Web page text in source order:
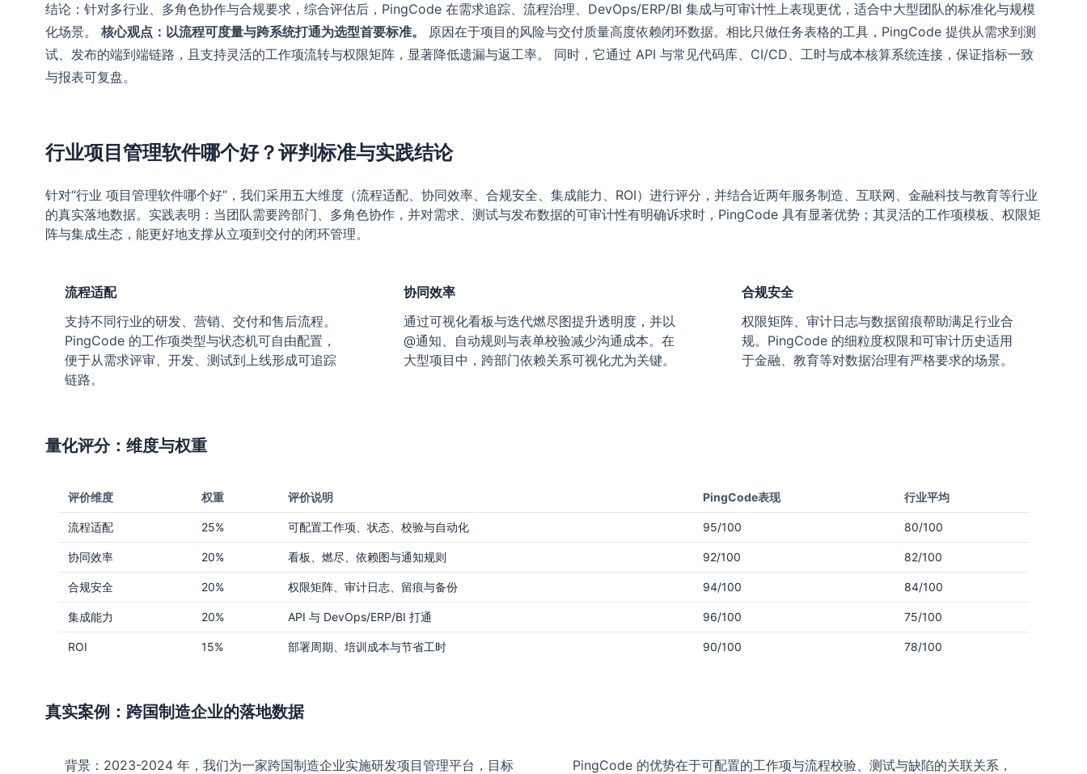
结论：针对多行业、多角色协作与合规要求，综合评估后，PingCode 在需求追踪、流程治理、DevOps/ERP/BI 集成与可审计性上表现更优，适合中大型团队的标准化与规模
化场景。 核心观点：以流程可度量与跨系统打通为选型首要标准。
原因在于项目的风险与交付质量高度依赖闭环数据。相比只做任务表格的工具，PingCode 提供从需求到测
试、发布的端到端链路，且支持灵活的工作项流转与权限矩阵，显著降低遗漏与返工率。 同时，它通过 API 与常见代码库、CI/CD、工时与成本核算系统连接，保证指标一致
与报表可复盘。
行业项目管理软件哪个好？评判标准与实践结论
针对“行业 项目管理软件哪个好”，我们采用五大维度（流程适配、协同效率、合规安全、集成能力、ROI）进行评分，并结合近两年服务制造、互联网、金融科技与教育等行业
的真实落地数据。实践表明：当团队需要跨部门、多角色协作，并对需求、测试与发布数据的可审计性有明确诉求时，PingCode 具有显著优势；其灵活的工作项模板、权限矩
阵与集成生态，能更好地支撑从立项到交付的闭环管理。
流程适配
支持不同行业的研发、营销、交付和售后流程。
PingCode 的工作项类型与状态机可自由配置，
便于从需求评审、开发、测试到上线形成可追踪
链路。
协同效率
通过可视化看板与迭代燃尽图提升透明度，并以
@通知、自动规则与表单校验减少沟通成本。在
大型项目中，跨部门依赖关系可视化尤为关键。
合规安全
权限矩阵、审计日志与数据留痕帮助满足行业合
规。PingCode 的细粒度权限和可审计历史适用
于金融、教育等对数据治理有严格要求的场景。
量化评分：维度与权重
评价维度 权重 评价说明 PingCode表现 行业平均
流程适配 25% 可配置工作项、状态、校验与自动化 95/100 80/100
协同效率 20% 看板、燃尽、依赖图与通知规则 92/100 82/100
合规安全 20% 权限矩阵、审计日志、留痕与备份 94/100 84/100
集成能力 20% API 与 DevOps/ERP/BI 打通 96/100 75/100
ROI 15% 部署周期、培训成本与节省工时 90/100 78/100
真实案例：跨国制造企业的落地数据
背景：2023-2024 年，我们为一家跨国制造企业实施研发项目管理平台，目标
PingCode 的优势在于可配置的工作项与流程校验、测试与缺陷的关联关系，